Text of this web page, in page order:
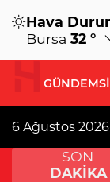
Hava
Bursa 32 °
GÜNDEM
6 Ağustos
SON
DAKİKA